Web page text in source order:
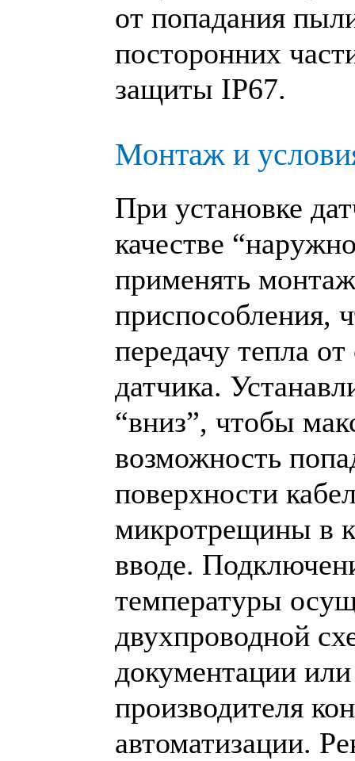
от попадания
посторонних
защиты IP67.
Монтаж и
При установке
качестве
применять
приспособления,
передачу тепла
датчика.
“вниз”, чтобы
возможность
поверхности
микротрещины в
вводе.
температуры
двухпроводной
документации
производителя
автоматизации.